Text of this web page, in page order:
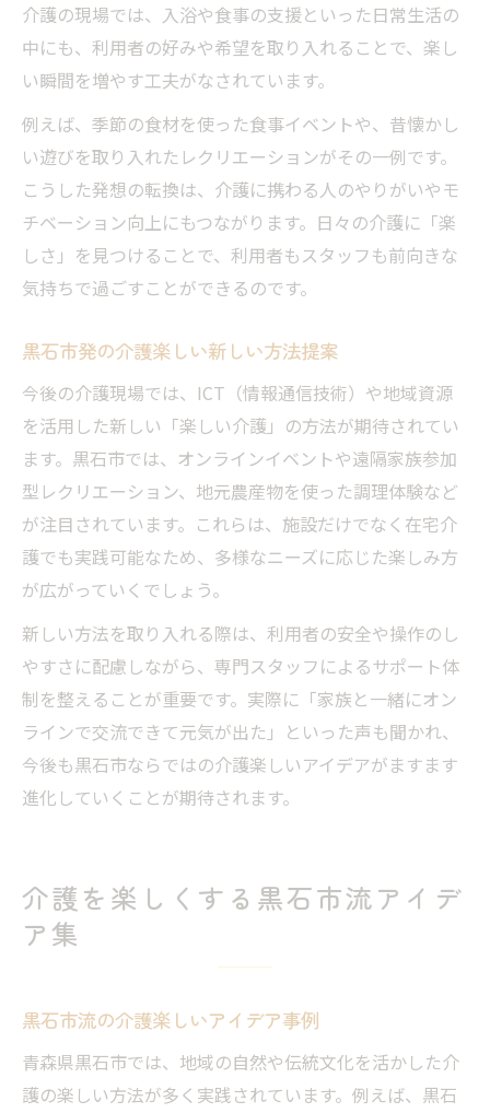
介護の現場では、入浴や食事の支援といった日常生活の
中にも、利用者の好みや希望を取り入れることで、楽し
い瞬間を増やす工夫がなされています。
例えば、季節の食材を使った食事イベントや、昔懐かし
い遊びを取り入れたレクリエーションがその一例です。
こうした発想の転換は、介護に携わる人のやりがいやモ
チベーション向上にもつながります。日々の介護に「楽
しさ」を見つけることで、利用者もスタッフも前向きな
気持ちで過ごすことができるのです。
黒石市発の介護楽しい新しい方法提案
今後の介護現場では、ICT（情報通信技術）や地域資源
を活用した新しい「楽しい介護」の方法が期待されてい
ます。黒石市では、オンラインイベントや遠隔家族参加
型レクリエーション、地元農産物を使った調理体験など
が注目されています。これらは、施設だけでなく在宅介
護でも実践可能なため、多様なニーズに応じた楽しみ方
が広がっていくでしょう。
新しい方法を取り入れる際は、利用者の安全や操作のし
やすさに配慮しながら、専門スタッフによるサポート体
制を整えることが重要です。実際に「家族と一緒にオン
ラインで交流できて元気が出た」といった声も聞かれ、
今後も黒石市ならではの介護楽しいアイデアがますます
進化していくことが期待されます。
介護を楽しくする黒石市流アイデ
ア集
黒石市流の介護楽しいアイデア事例
青森県黒石市では、地域の自然や伝統文化を活かした介
護の楽しい方法が多く実践されています。例えば、黒石